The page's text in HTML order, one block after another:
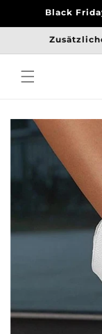
Inhalt
Black